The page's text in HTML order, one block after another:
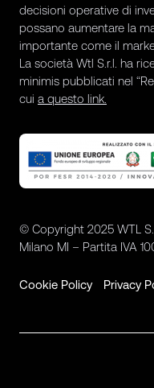
decisioni operative di
possano aumentare la
importante come il
La società Wtl S.r.l. ha
minimis pubblicati nel
cui a questo link.
© Copyright 2025 WTL
Milano MI – Partita IVA
Cookie Policy Privacy